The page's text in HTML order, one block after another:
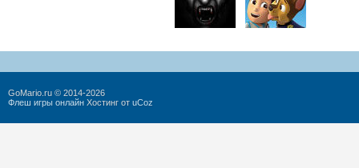
GoMario.ru © 2014-2026
Флеш игры онлайн Хостинг от uCoz